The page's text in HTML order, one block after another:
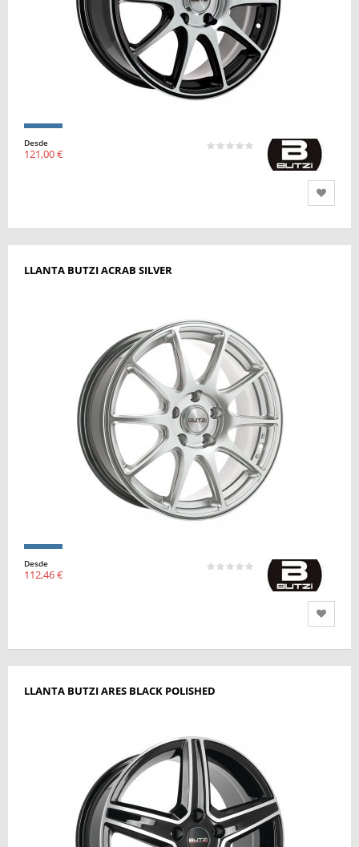
Desde
121,00 €
LLANTA BUTZI ACRAB SILVER
Desde
112,46 €
LLANTA BUTZI ARES BLACK POLISHED